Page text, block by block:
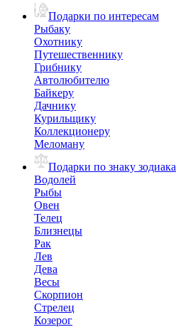
Подарки по интересам
Рыбаку
Охотнику
Путешественнику
Грибнику
Автолюбителю
Байкеру
Дачнику
Курильщику
Коллекционеру
Меломану
Подарки по знаку зодиака
Водолей
Рыбы
Овен
Телец
Близнецы
Рак
Лев
Дева
Весы
Скорпион
Стрелец
Козерог